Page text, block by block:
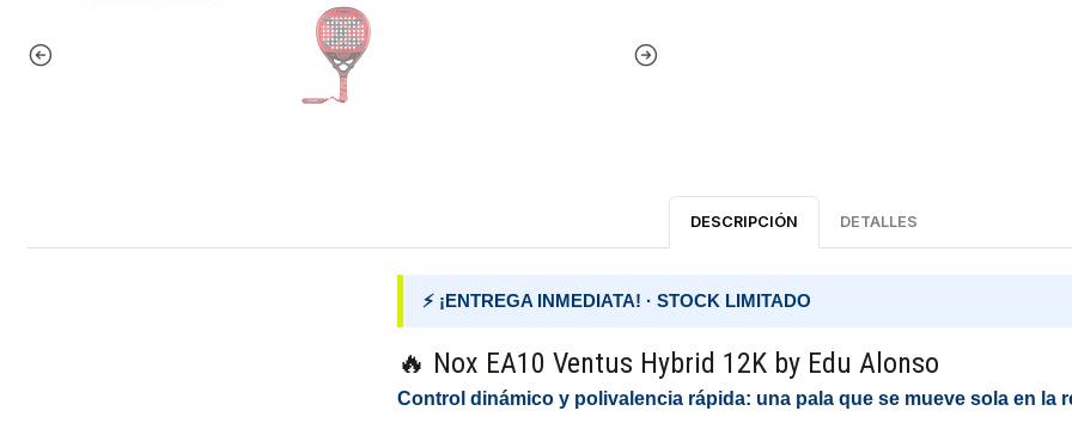
DESCRIPCIÓN DETALLES
⚡ ¡ENTREGA INMEDIATA! · STOCK LIMITADO
🔥 Nox EA10 Ventus Hybrid 12K by Edu Alonso
Control dinámico y polivalencia rápida: una pala que se mueve sola en la